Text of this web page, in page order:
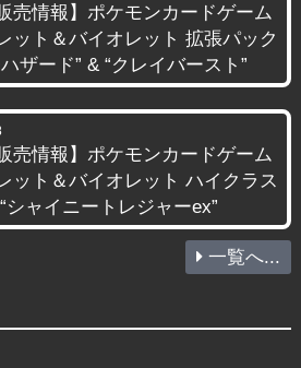
売情報】ポケモンカードゲーム
ット＆バイオレット 拡張パック
ザード” & “クレイバースト”
売情報】ポケモンカードゲーム
ット＆バイオレット ハイクラス
シャイニートレジャーex”
一覧へ...